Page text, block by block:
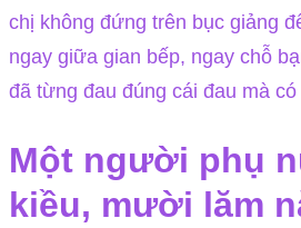
chị không đứng trên bục giảng
ngay giữa gian bếp, ngay chỗ
đã từng đau đúng cái đau mà
Một người phụ
kiều, mười lăm